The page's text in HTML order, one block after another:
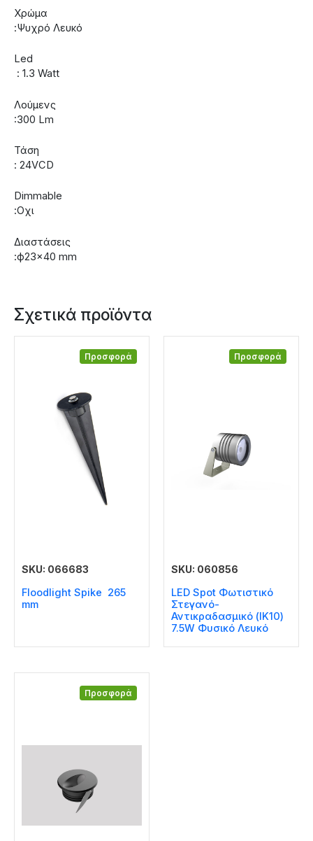
Χρώμα
:Ψυχρό Λευκό
Led
: 1.3 Watt
Λούμενς
:300 Lm
Τάση
: 24VCD
Dimmable
:Οχι
Διαστάσεις
:ф23×40 mm
Σχετικά προϊόντα
Προσφορά
SKU: 066683
Floodlight Spike 265
mm
Προσφορά
SKU: 060856
LED Spot Φωτιστικό
Στεγανό-
Αντικραδασμικό (IK10)
7.5W Φυσικό Λευκό
Προσφορά